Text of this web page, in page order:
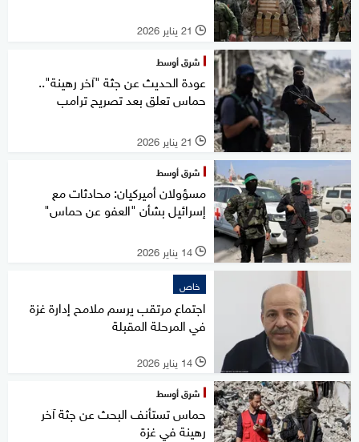
l 21 يناير 2026
شرق أوسط
عودة الحديث عن جثة "آخر رهينة"..
حماس تعلق بعد تصريح ترامب
l 21 يناير 2026
شرق أوسط
مسؤولان أميركيان: محادثات مع
إسرائيل بشأن "العفو عن حماس"
l 14 يناير 2026
خاص
اجتماع مرتقب يرسم ملامح إدارة غزة
في المرحلة المقبلة
l 14 يناير 2026
شرق أوسط
حماس تستأنف البحث عن جثة آخر
رهينة في غزة